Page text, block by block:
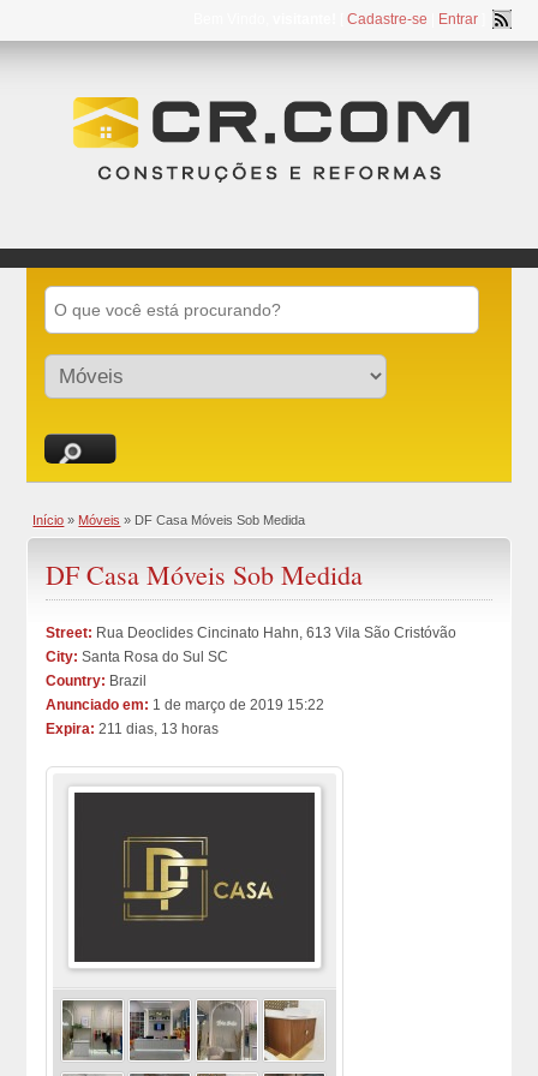
Cadastre-se Entrar]
Início » Móveis » DF Casa Móveis Sob Medida
DF Casa Móveis Sob Medida
Street: Rua Deoclides Cincinato Hahn, 613 Vila São Cristóvão
City: Santa Rosa do Sul SC
Country: Brazil
Anunciado em: 1 de março de 2019 15:22
Expira: 211 dias, 13 horas